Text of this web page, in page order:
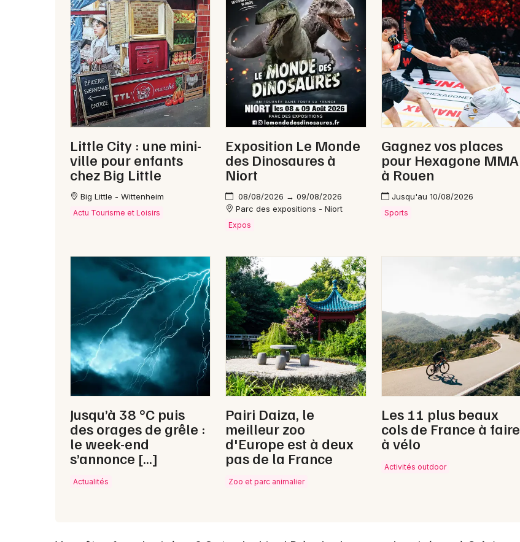
Newsletter des sorties
Artistes en tournée
Actus à Saint-Quentin
Magazine à Saint-Quentin
02 - Aisne
Choisir mes départements
Mon email
Je m'abonne
Little City : une mini-
ville pour enfants
chez Big Little
Big Little - Wittenheim
Actu Tourisme et Loisirs
Exposition Le Monde
des Dinosaures à
Niort
08/08/2026 → 09/08/2026
Parc des expositions - Niort
Expos
Gagnez vos places
pour Hexagone MMA
à Rouen
Jusqu'au 10/08/2026
Sports
Jusqu’à 38 °C puis
des orages de grêle :
le week-end
s’annonce […]
Actualités
Pairi Daiza, le
meilleur zoo
d'Europe est à deux
pas de la France
Zoo et parc animalier
Les 11 plus beaux
cols de France à faire
à vélo
Activités outdoor